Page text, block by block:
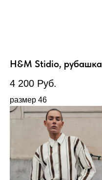
H&M Stidio, рубашка
4 200 Руб.
размер 46